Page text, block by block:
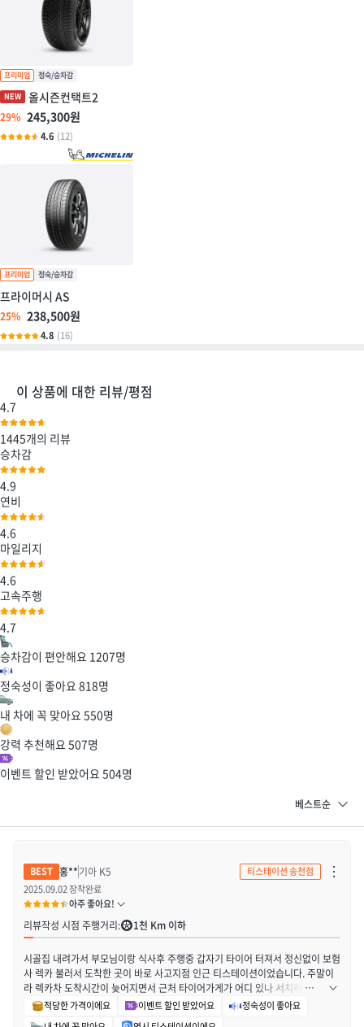
올시즌컨택트2
29% 245,300원
4.6 (12)
프라이머시 AS
25% 238,500원
4.8 (16)
이 상품에 대한 리뷰/평점
4.7
1445개의 리뷰
승차감
4.9
연비
4.6
마일리지
4.6
고속주행
4.7
승차감이 편안해요 1207명
정숙성이 좋아요 818명
내 차에 꼭 맞아요 550명
강력 추천해요 507명
이벤트 할인 받았어요 504명
홍**기아 K5 티스테이션 송천점
2025.09.02 장착완료
아주 좋아요!
리뷰작성 시점 주행거리: 1천 Km 이하
시골집 내려가서 부모님이랑 식사후 주행중 갑자기 타이어 터져서 정신없이 보험
사 렉카 불러서 도착한 곳이 바로 사고지점 인근 티스테이션이었습니다. 주말이
라 렉카차 도착시간이 늦어지면서 근처 타이어가게가 어디 있나 서치하다 티스테
이션 온라인몰까지 방문하게 되었고, 신규가입해사 온라인몰 쿠폰받아 바로 타이
어 2개 구입해서 앞바퀴 교체 빠르게 했어요. 3시 예약했는데 매장 전화해서 2시
적당한 가격이에요 이벤트 할인 받았어요
정숙성이 좋아요